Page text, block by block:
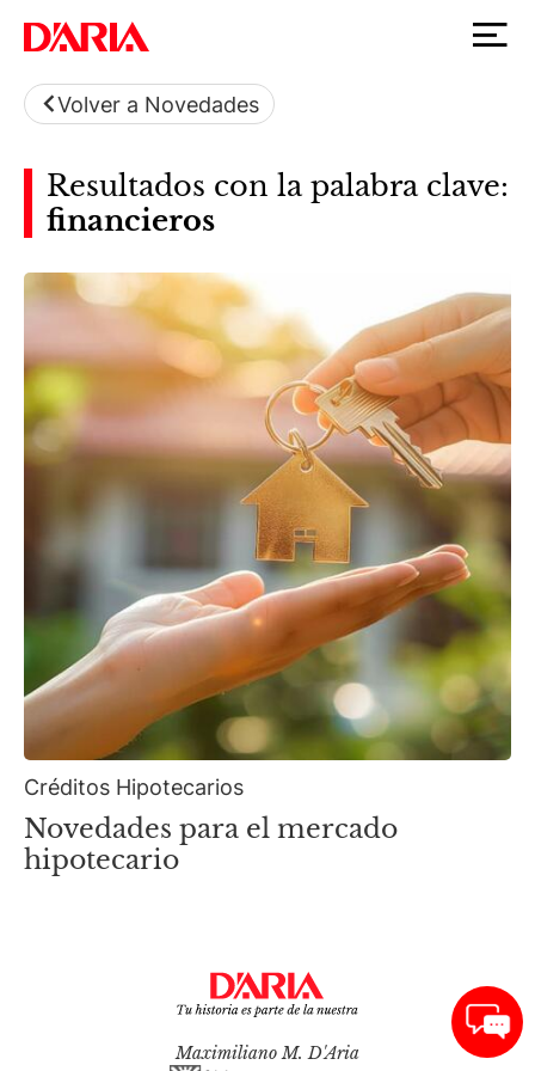
Volver a Novedades
Resultados con la palabra clave:
financieros
Créditos Hipotecarios
Novedades para el mercado
hipotecario
Maximiliano M. D'Aria